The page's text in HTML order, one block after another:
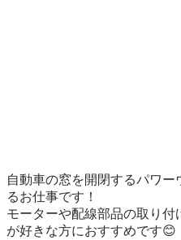
自動車の窓を開閉するパワ
るお仕事です！
モーターや配線部品の取り
が好きな方におすすめです😊